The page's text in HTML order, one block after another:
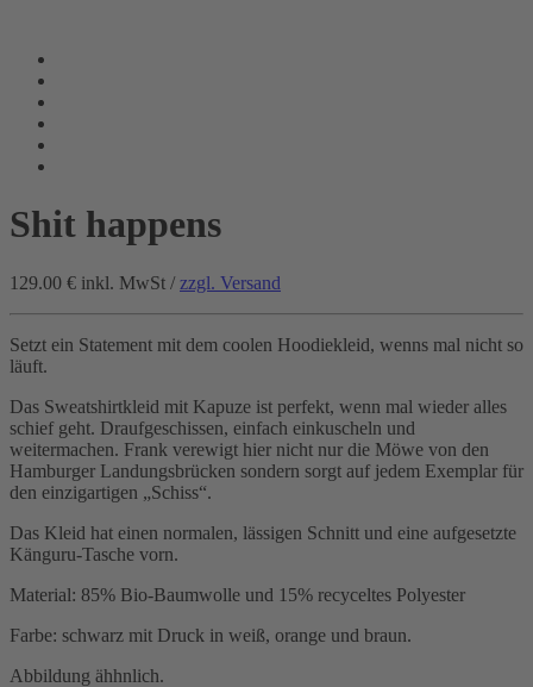
Shit happens
129.00 € inkl. MwSt / zzgl. Versand
Setzt ein Statement mit dem coolen Hoodiekleid, wenns mal nicht so
läuft.
Das Sweatshirtkleid mit Kapuze ist perfekt, wenn mal wieder alles
schief geht. Draufgeschissen, einfach einkuscheln und
weitermachen. Frank verewigt hier nicht nur die Möwe von den
Hamburger Landungsbrücken sondern sorgt auf jedem Exemplar für
den einzigartigen „Schiss“.
Das Kleid hat einen normalen, lässigen Schnitt und eine aufgesetzte
Känguru-Tasche vorn.
Material: 85% Bio-Baumwolle und 15% recyceltes Polyester
Farbe: schwarz mit Druck in weiß, orange und braun.
Abbildung ähhnlich.